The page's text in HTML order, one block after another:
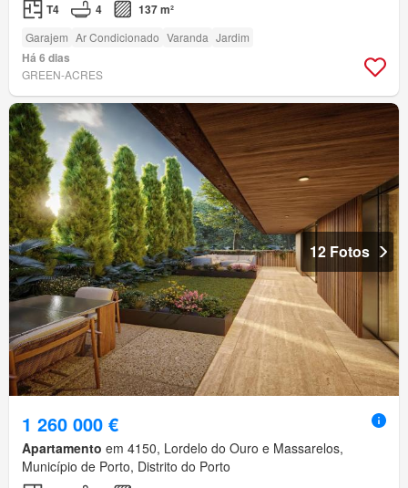
T4 4 137 m²
Garajem Ar Condicionado Varanda Jardim
Há 6 dias
GREEN-ACRES
12 Fotos
1 260 000 €
Apartamento em 4150, Lordelo do Ouro e Massarelos,
Município de Porto, Distrito do Porto